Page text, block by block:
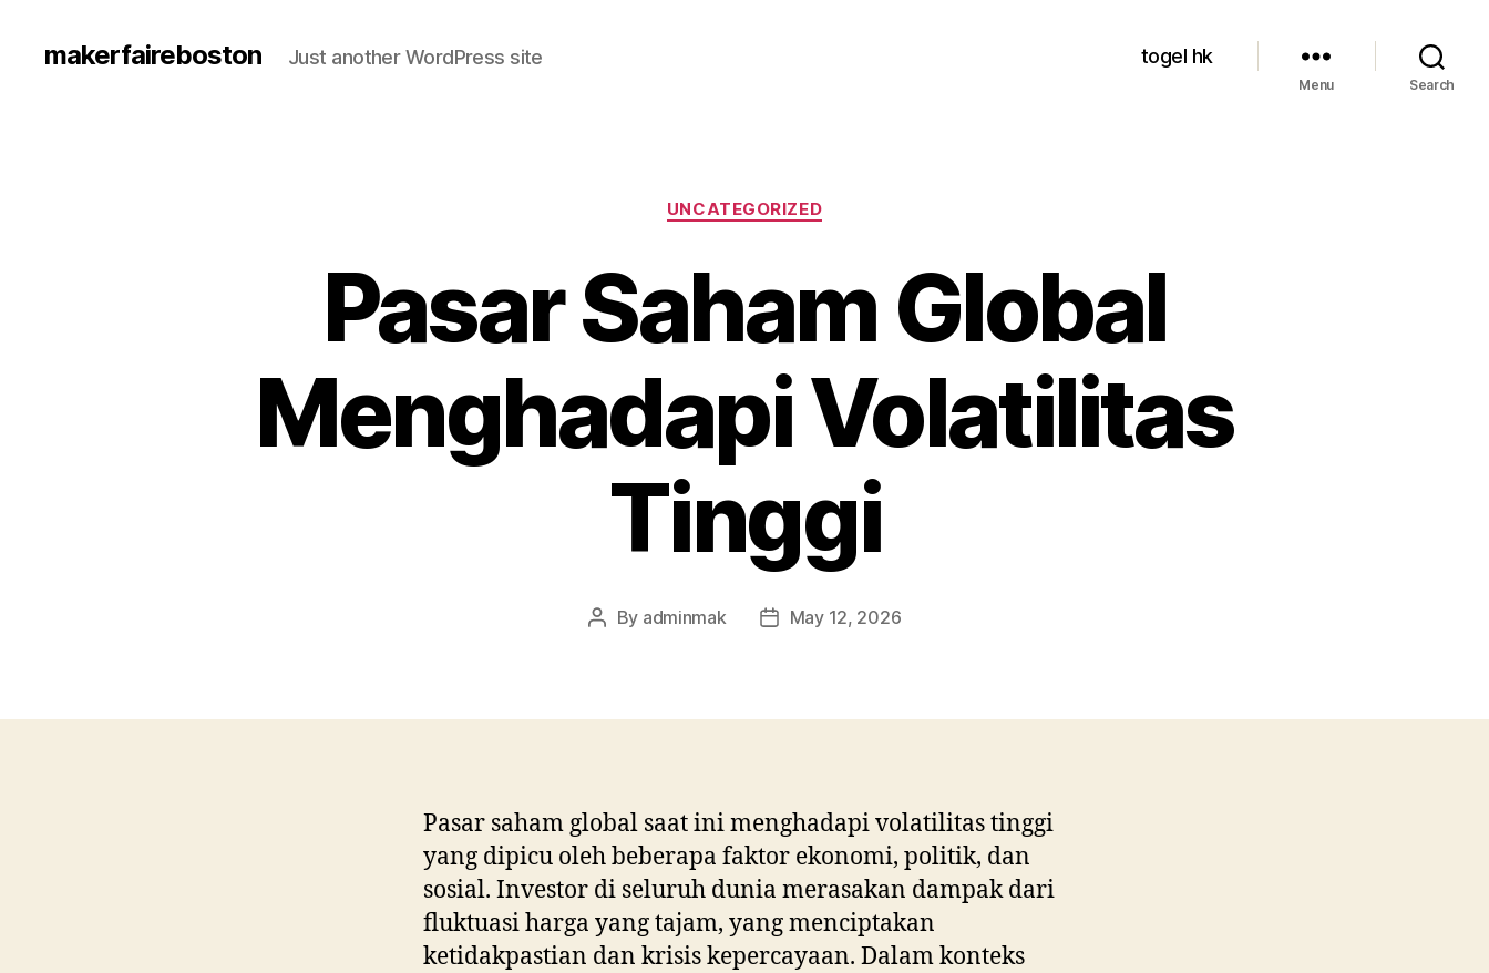
makerfaireboston Just another WordPress site togel hk
Menu Search
Categories
UNCATEGORIZED
Pasar Saham Global
Menghadapi Volatilitas
Tinggi
Post
By adminmak
PostMay 12, 2026
Pasar saham global saat ini menghadapi volatilitas tinggi
yang dipicu oleh beberapa faktor ekonomi, politik, dan
sosial. Investor di seluruh dunia merasakan dampak dari
fluktuasi harga yang tajam, yang menciptakan
ketidakpastian dan krisis kepercayaan. Dalam konteks